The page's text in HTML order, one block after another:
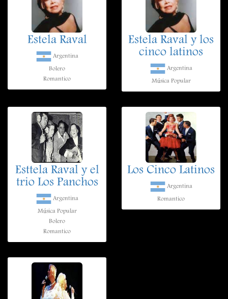
Estela Raval
Argentina
Bolero
Romantico
Estela Raval y los
cinco latinos
Argentina
Música Popular
Esttela Raval y el
trio Los Panchos
Argentina
Música Popular
Bolero
Romantico
Los Cinco Latinos
Argentina
Romantico